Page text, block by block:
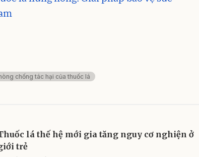
chống tác hại của thuốc lá
lá thế hệ mới gia tăng nguy cơ nghiện ở
trẻ